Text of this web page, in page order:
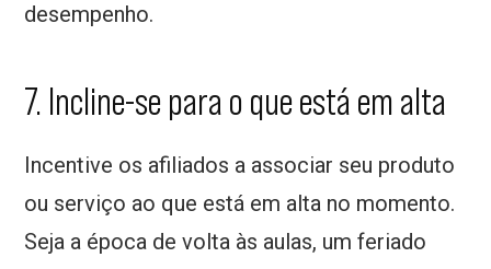
desempenho.
7. Incline-se para o que está em alta
Incentive os afiliados a associar seu produto
ou serviço ao que está em alta no momento.
Seja a época de volta às aulas, um feriado